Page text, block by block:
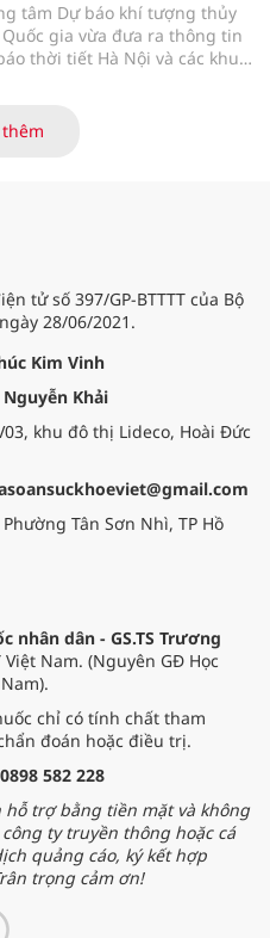
tâm Dự báo khí tượng thủy
gia vừa đưa ra thông tin
thời tiết Hà Nội và các khu
tử số 397/GP-BTTTT của Bộ
28/06/2021.
Kim Vinh
Khải
khu đô thị Lideco, Hoài Đức
Tân Sơn Nhì, TP Hồ
nhân dân - GS.TS Trương
Nam. (Nguyên GĐ Học
chỉ có tính chất tham
đoán hoặc điều trị.
0898 582 228
hỗ trợ bằng tiền mặt và không
ty truyền thông hoặc cá
quảng cáo, ký kết hợp
trọng cảm ơn!